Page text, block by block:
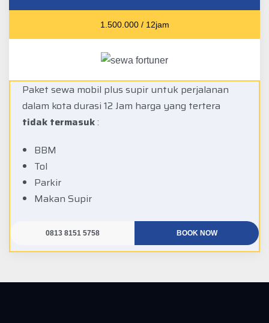
1.500.000 / 12jam
Paket sewa mobil plus supir untuk perjalanan
dalam kota durasi 12 Jam harga yang tertera
tidak termasuk:
BBM
Tol
Parkir
Makan Supir
0813 8151 5758 BOOK NOW